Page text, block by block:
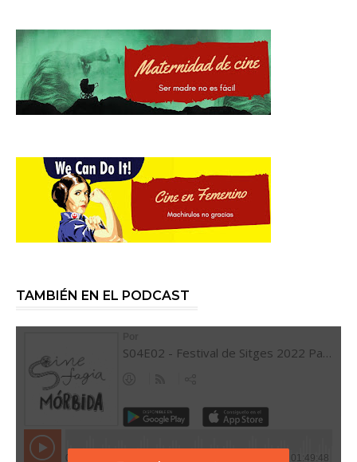
TAMBIÉN EN EL PODCAST